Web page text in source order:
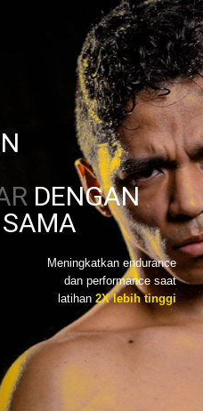
DENGAN
Meningkatkan endurance
dan performance saat
latihan 2X lebih tinggi